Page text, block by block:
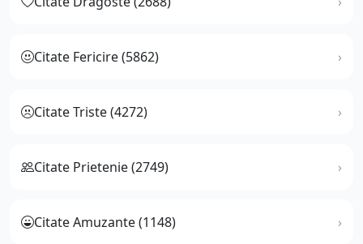
Citate Fericire (5862)
Citate Triste (4272)
Citate Prietenie (2749)
Citate Amuzante (1148)